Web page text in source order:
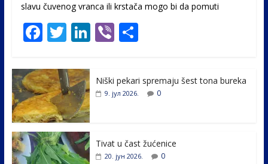
slavu čuvenog vranca ili krstača mogo bi da pomuti
F
e
b
o
o
k
T
itt
er
Li
e
Vi
er
S
e
Niški pekari spremaju šest tona bureka
9. јул 2026. 0
Tivat u čast žućenice
20. јун 2026. 0